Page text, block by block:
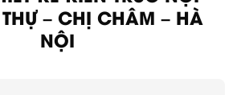
THỰ – CHỊ CHÂM – HÀ
NỘI